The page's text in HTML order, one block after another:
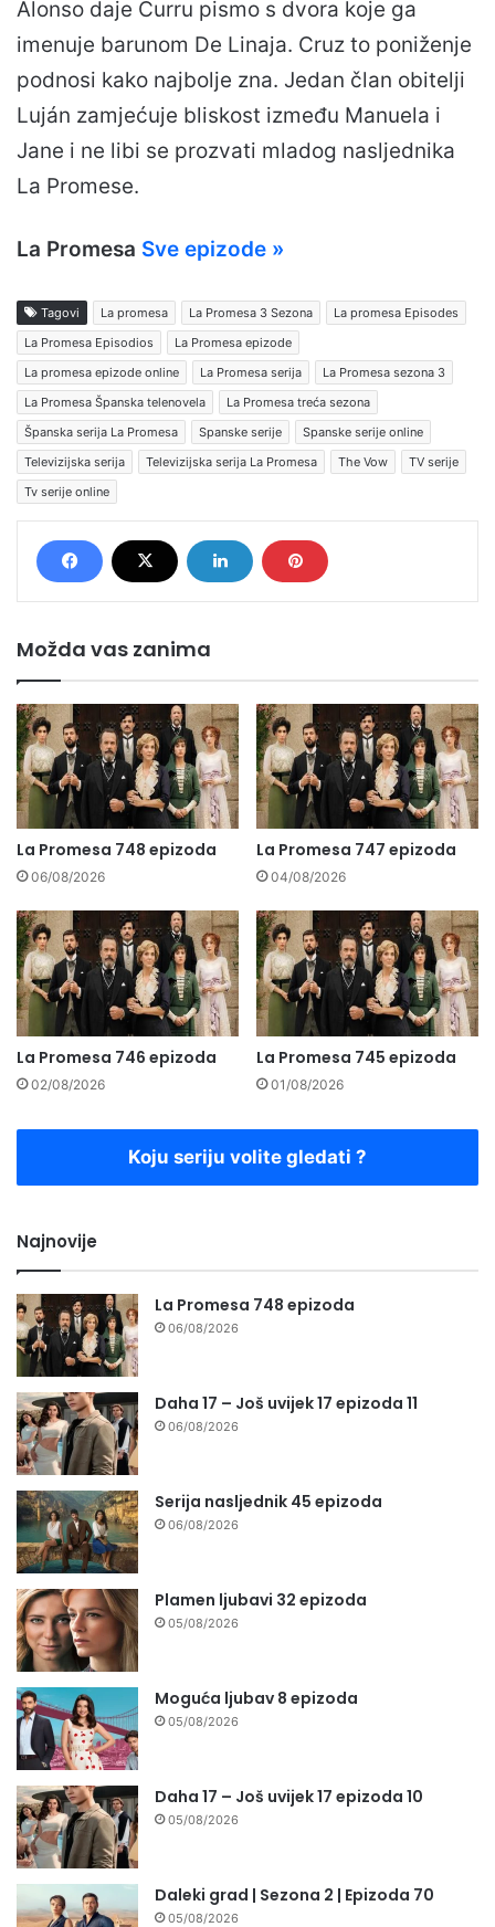
Alonso daje Curru pismo s dvora koje ga
imenuje barunom De Linaja. Cruz to poniženje
podnosi kako najbolje zna. Jedan član obitelji
Luján zamjećuje bliskost između Manuela i
Jane i ne libi se prozvati mladog nasljednika
La Promese.
La Promesa Sve epizode »
Tagovi La promesa La Promesa 3 Sezona
La promesa Episodes
La Promesa Episodios
La Promesa epizode
La promesa epizode online
La Promesa serija
La Promesa sezona 3
La Promesa Španska telenovela
La Promesa treća sezona
Španska serija La Promesa
Spanske serije
Spanske serije online
Televizijska serija
Televizijska serija La Promesa The Vow
TV serije
Tv serije online
Možda vas zanima
La Promesa 748 epizoda
06/08/2026
La Promesa 747 epizoda
04/08/2026
La Promesa 746 epizoda
02/08/2026
La Promesa 745 epizoda
01/08/2026
Koju seriju volite gledati ?
Najnovije
La Promesa 748 epizoda
06/08/2026
Daha 17 – Još uvijek 17 epizoda 11
06/08/2026
Serija nasljednik 45 epizoda
06/08/2026
Plamen ljubavi 32 epizoda
05/08/2026
Moguća ljubav 8 epizoda
05/08/2026
Daha 17 – Još uvijek 17 epizoda 10
05/08/2026
Daleki grad | Sezona 2 | Epizoda 70
05/08/2026